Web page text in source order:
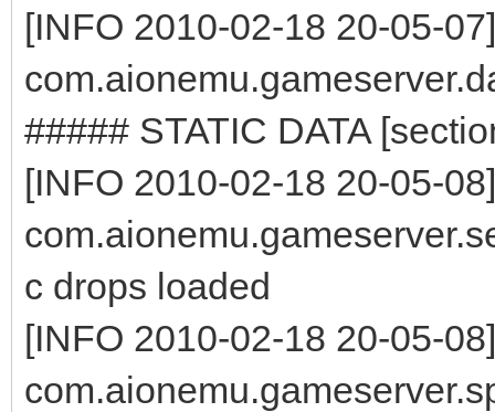
[INFO 2010-02-18 20-05-07]
##### STATIC DATA
[INFO 2010-02-18 20-05-08]
c drops loaded
[INFO 2010-02-18 20-05-08]